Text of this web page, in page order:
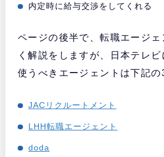
内定時に給与交渉をしてくれる
ページの後半で、転職エージェ
く解説をしますが、日本テレ
使うべきエージェントは下記の
JACリクルートメント
LHH転職エージェント
doda